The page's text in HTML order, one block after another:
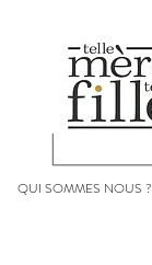
QUI SOMMES NOUS ?